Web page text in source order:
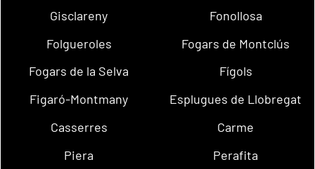
Gisclareny
Fonollosa
Folgueroles
Fogars de Montclús
Fogars de la Selva
Fígols
Figaró-Montmany
Esplugues de Llobregat
Casserres
Carme
Piera
Perafita